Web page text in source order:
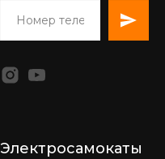
Электросамокаты